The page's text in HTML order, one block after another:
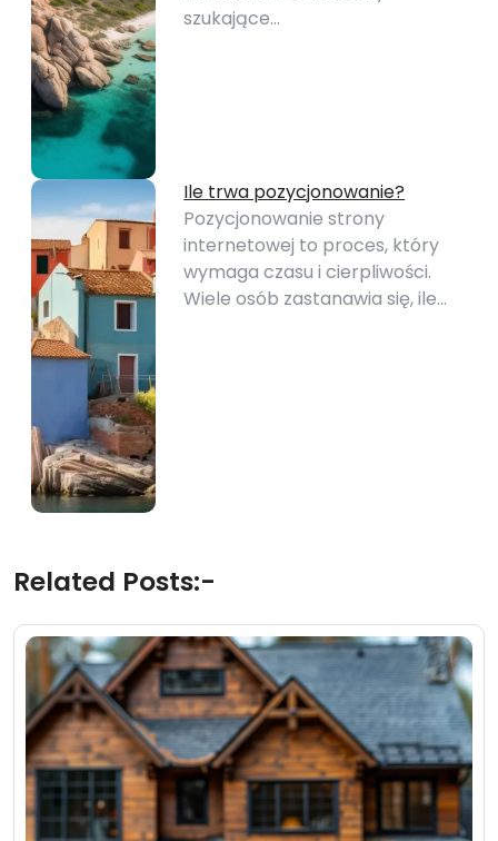
szukające…
Ile trwa pozycjonowanie?
Pozycjonowanie strony
internetowej to proces, który
wymaga czasu i cierpliwości.
Wiele osób zastanawia się, ile…
Related Posts:-